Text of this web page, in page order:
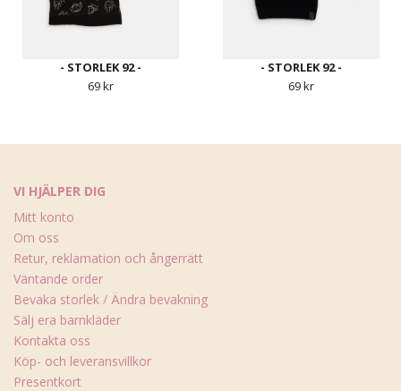
- STORLEK 92 -
69 kr
- STORLEK 92 -
69 kr
VI HJÄLPER DIG
Mitt konto
Om oss
Retur, reklamation och ångerrätt
Väntande order
Bevaka storlek / Ändra bevakning
Sälj era barnkläder
Kontakta oss
Köp- och leveransvillkor
Presentkort